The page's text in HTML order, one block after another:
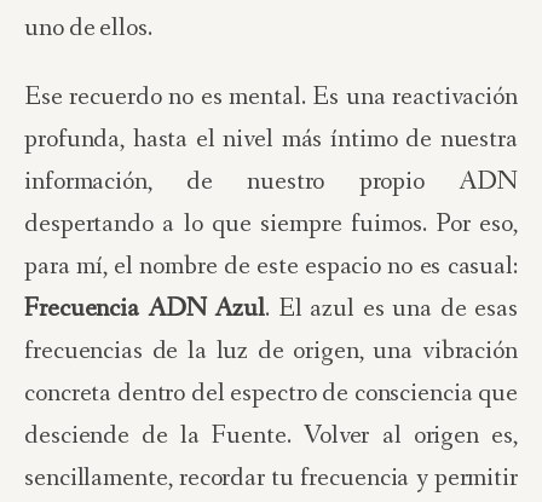
uno de ellos.
Ese recuerdo no es mental. Es una reactivación
profunda, hasta el nivel más íntimo de nuestra
información, de nuestro propio ADN
despertando a lo que siempre fuimos. Por eso,
para mí, el nombre de este espacio no es casual:
Frecuencia ADN Azul. El azul es una de esas
frecuencias de la luz de origen, una vibración
concreta dentro del espectro de consciencia que
desciende de la Fuente. Volver al origen es,
sencillamente, recordar tu frecuencia y permitir